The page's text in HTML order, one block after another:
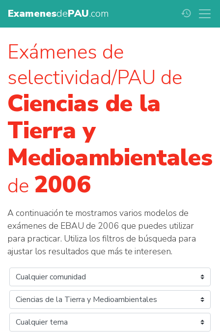
ExamenesdePAU.com history
Exámenes de
selectividad/PAU de
Ciencias de la
Tierra y
Medioambientales
de 2006
A continuación te mostramos varios modelos de
exámenes de EBAU de 2006 que puedes utilizar
para practicar. Utiliza los filtros de búsqueda para
ajustar los resultados que más te interesen.